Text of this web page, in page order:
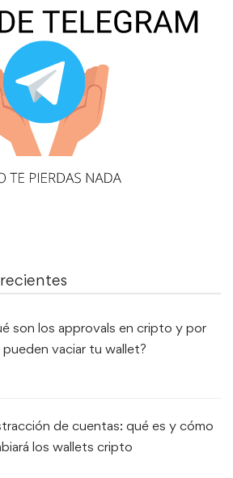
son los approvals en cripto y por
pueden vaciar tu wallet?
de cuentas: qué es y cómo
los wallets cripto